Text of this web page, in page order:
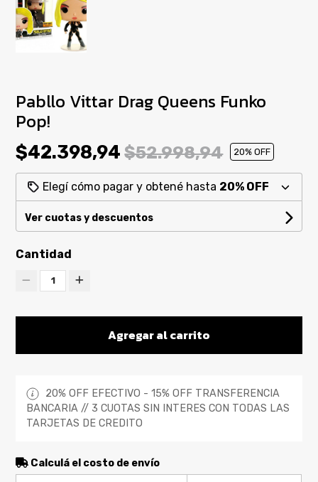
Pabllo Vittar Drag Queens Funko
Pop!
$42.398,94$52.998,94 20% OFF
Elegí cómo pagar y obtené hasta 20% OFF
Ver cuotas y descuentos
Cantidad
1
Agregar al carrito
20% OFF EFECTIVO - 15% OFF TRANSFERENCIA
BANCARIA // 3 CUOTAS SIN INTERES CON TODAS LAS
TARJETAS DE CREDITO
Calculá el costo de envío